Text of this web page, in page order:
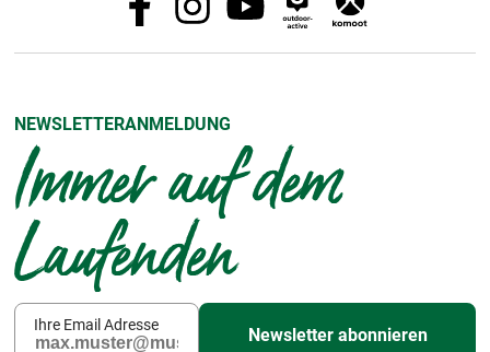
NEWSLETTERANMELDUNG
Immer auf dem
Laufenden
Ihre Email Adresse
Newsletter abonnieren